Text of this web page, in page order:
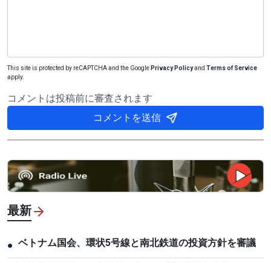
This site is protected by reCAPTCHA and the Google Privacy Policyand Terms of Service
apply.
コメントは投稿前に審査されます
コメントを送信
最新
● ベトナム国会、環状5号線と南北鉄道の投資方針を審議